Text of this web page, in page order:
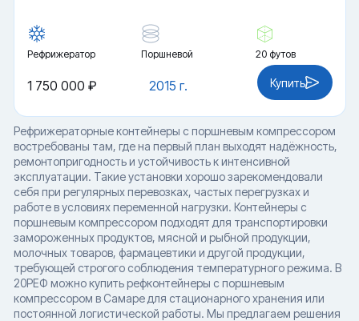
Рефрижератор Поршневой 20 футов
2015 г.
1 750 000 ₽ Купить
Рефрижераторные контейнеры с поршневым компрессором
востребованы там, где на первый план выходят надёжность,
ремонтопригодность и устойчивость к интенсивной
эксплуатации. Такие установки хорошо зарекомендовали
себя при регулярных перевозках, частых перегрузках и
работе в условиях переменной нагрузки. Контейнеры с
поршневым компрессором подходят для транспортировки
замороженных продуктов, мясной и рыбной продукции,
молочных товаров, фармацевтики и другой продукции,
требующей строгого соблюдения температурного режима. В
20РЕФ можно купить рефконтейнеры с поршневым
компрессором в Самаре для стационарного хранения или
постоянной логистической работы. Мы предлагаем решения